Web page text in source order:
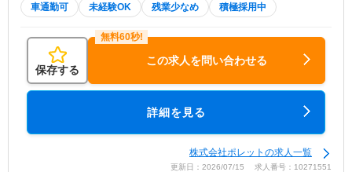
車通勤可 未経験OK 残業少なめ 積極採用中
保存する
この求人を問い合わせる
詳細を見る
株式会社ポレットの求人一覧
更新日：2026/07/15 求人番号：10271551